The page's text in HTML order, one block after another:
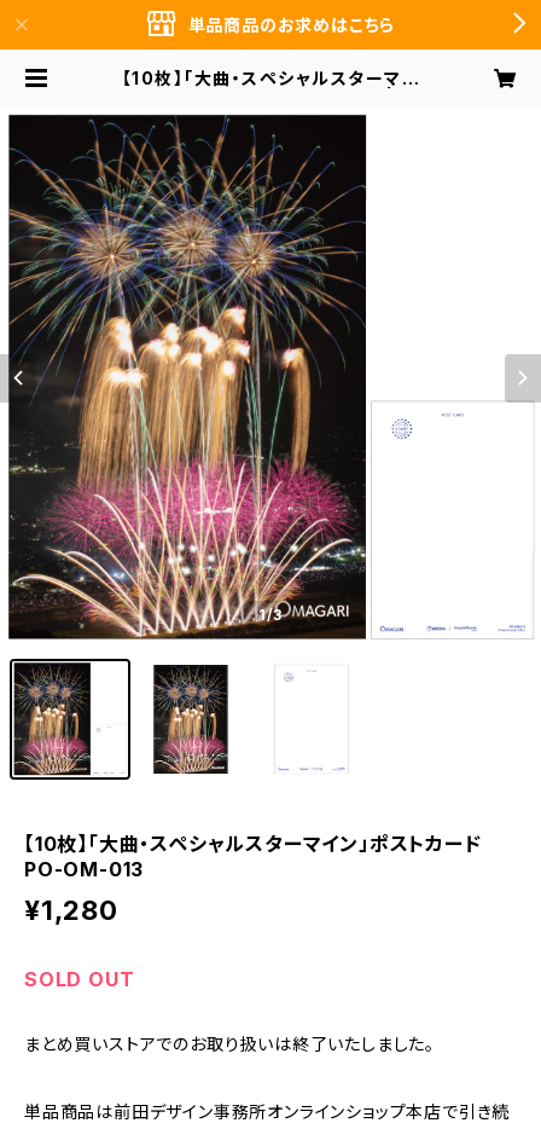
単品商品のお求めはこちら
【10枚】「大曲・スペシャルスターマイ
田デザイン事務所 まとめ買いのお客
様向け オンラインショップ
1/3
【10枚】「大曲・スペシャルスターマイン」ポストカード
PO-OM-013
¥1,280
SOLD OUT
まとめ買いストアでのお取り扱いは終了いたしました。
単品商品は前田デザイン事務所オンラインショップ本店で引き続